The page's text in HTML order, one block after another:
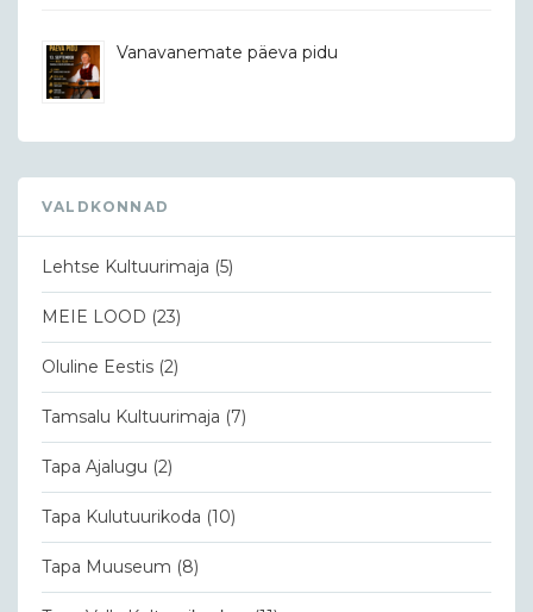
Vanavanemate päeva pidu
VALDKONNAD
Lehtse Kultuurimaja (5)
MEIE LOOD (23)
Oluline Eestis (2)
Tamsalu Kultuurimaja (7)
Tapa Ajalugu (2)
Tapa Kulutuurikoda (10)
Tapa Muuseum (8)